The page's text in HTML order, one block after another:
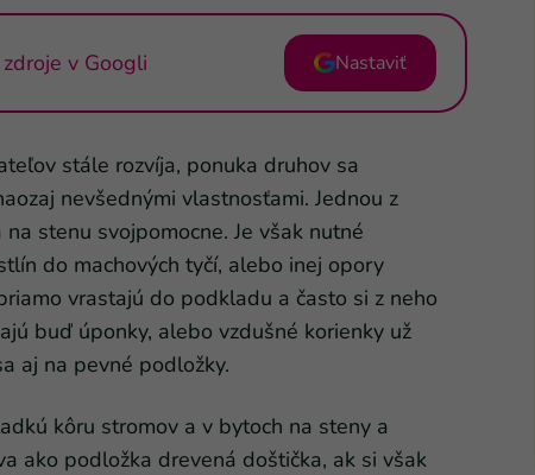
v Googli Nastaviť
stále rozvíja, ponuka druhov sa
nevšednými vlastnosťami. Jednou z
stenu svojpomocne. Je však nutné
do machových tyčí, alebo inej opory
vrastajú do podkladu a často si z neho
buď úponky, alebo vzdušné korienky už
aj na pevné podložky.
kôru stromov a v bytoch na steny a
ako podložka drevená doštička, ak si však